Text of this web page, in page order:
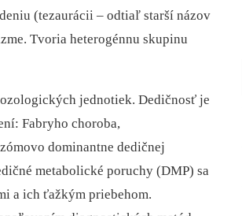
(tezaurácii –⁠ odtiaľ starší názov
Tvoria heterogénnu skupinu
jednotiek. Dedičnosť je
Fabryho choroba,
dominantne dedičnej
metabolické poruchy (DMP) sa
a ich ťažkým priebehom.